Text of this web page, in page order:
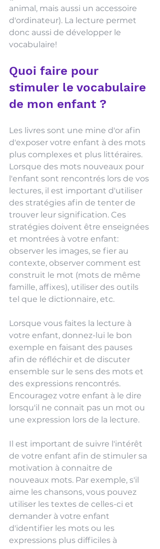
animal, mais aussi un accessoire
d'ordinateur). La lecture permet
donc aussi de développer le
vocabulaire!
Quoi faire pour
stimuler le vocabulaire
de mon enfant ?
Les livres sont une mine d'or afin
d'exposer votre enfant à des mots
plus complexes et plus littéraires.
Lorsque des mots nouveaux pour
l'enfant sont rencontrés lors de vos
lectures, il est important d'utiliser
des stratégies afin de tenter de
trouver leur signification. Ces
stratégies doivent être enseignées
et montrées à votre enfant:
observer les images, se fier au
contexte, observer comment est
construit le mot (mots de même
famille, affixes), utiliser des outils
tel que le dictionnaire, etc.
Lorsque vous faites la lecture à
votre enfant, donnez-lui le bon
exemple en faisant des pauses
afin de réfléchir et de discuter
ensemble sur le sens des mots et
des expressions rencontrés.
Encouragez votre enfant à le dire
lorsqu'il ne connait pas un mot ou
une expression lors de la lecture.
Il est important de suivre l'intérêt
de votre enfant afin de stimuler sa
motivation à connaitre de
nouveaux mots. Par exemple, s'il
aime les chansons, vous pouvez
utiliser les textes de celles-ci et
demander à votre enfant
d'identifier les mots ou les
expressions plus difficiles à